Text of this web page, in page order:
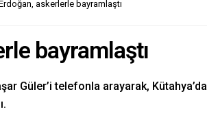
askerlerle bayramlaştı
bayramlaştı
Güler’i telefonla arayarak, Kütahya’da